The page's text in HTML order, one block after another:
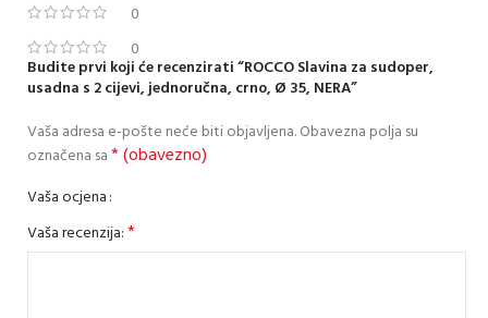
0
0
Budite prvi koji će recenzirati “ROCCO Slavina za sudoper,
usadna s 2 cijevi, jednoručna, crno, Ø 35, NERA”
Vaša adresa e-pošte neće biti objavljena.Obavezna polja su
označena sa* (obavezno)
Vaša ocjena
Vaša recenzija:*